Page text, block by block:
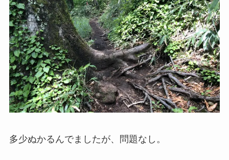
多少ぬかるんでましたが、問題なし。